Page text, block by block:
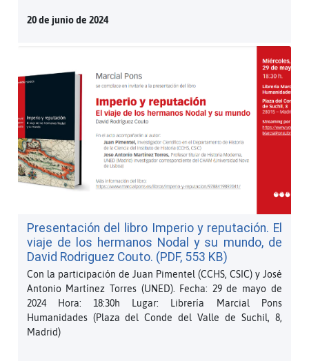
20 de junio de 2024
Presentación del libro Imperio y reputación. El
viaje de los hermanos Nodal y su mundo, de
David Rodriguez Couto. (PDF, 553 KB)
Con la participación de Juan Pimentel (CCHS, CSIC) y José
Antonio Martínez Torres (UNED). Fecha: 29 de mayo de
2024 Hora: 18:30h Lugar: Librería Marcial Pons
Humanidades (Plaza del Conde del Valle de Suchil, 8,
Madrid)